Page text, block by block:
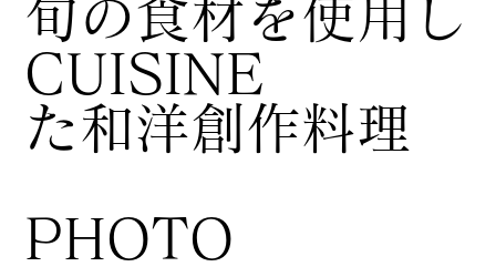
CUISINE
​旬の食材を使用し
た和洋創作料理
​PHOTO